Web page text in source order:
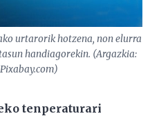
urtarorik hotzena, non elurra
handiagorekin. (Argazkia:
tenperaturari